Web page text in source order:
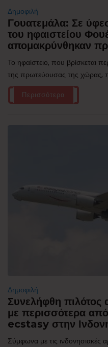
Δημοφιλή
Γουατεμάλα: Σε
του ηφαιστείου
απομακρύνθηκαν
Το ηφαίστειο, που βρίσκεται
της πρωτεύουσας της χώρας,
Περισσότερα
Δημοφιλή
Συνελήφθη πιλότος
με περισσότερα
ecstasy στην
Σύμφωνα με τις ινδονησιακές